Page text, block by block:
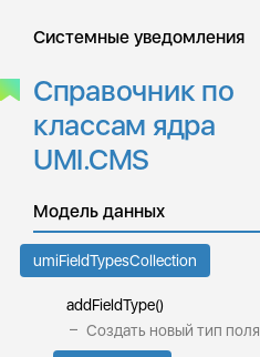
Системные уведомления
Справочник по
классам ядра
UMI.CMS
Модель данных
umiFieldTypesCollection
addFieldType()
Создать новый тип поля